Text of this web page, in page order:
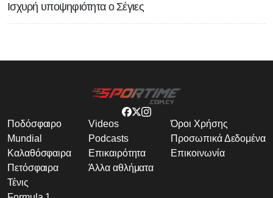
Ισχυρή υποψηφιότητα ο Σέγιες
Ποδόσφαιρο
Mundial
Καλαθόσφαιρα
Πετόσφαιρα
Τένις
Videos
Podcasts
Επικαιρότητα
Άλλα αθλήματα
Όροι Χρήσης
Προσωπικά Δεδομένα
Επικοινωνία